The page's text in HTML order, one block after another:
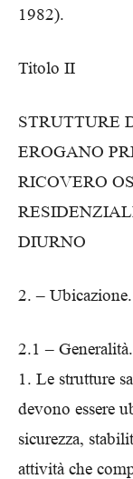
1982).
Titolo II
STRUTTURE
EROGANO
RICOVERO
DIURNO
2. – Ubicazione.
2.1 – Generalità.
1. Le strutture
devono essere
sicurezza,
attività che